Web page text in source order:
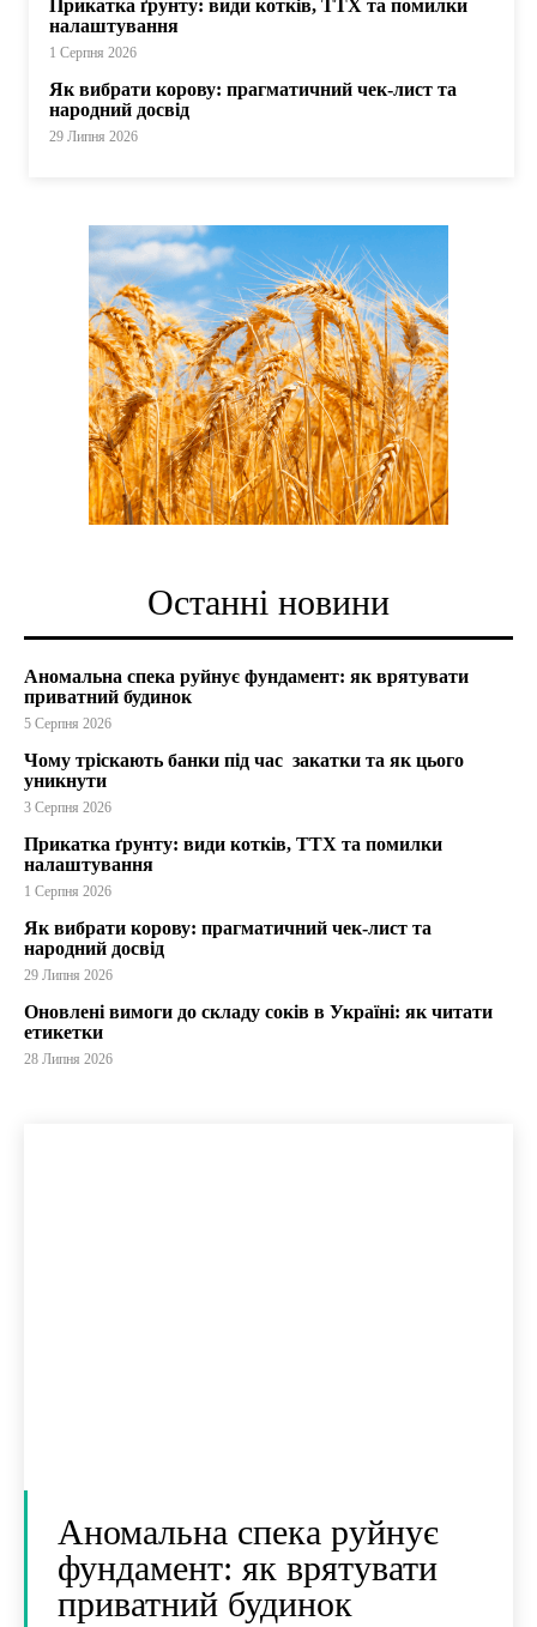
Прикатка ґрунту: види котків, ТТХ та помилки
налаштування
1 Серпня 2026
Як вибрати корову: прагматичний чек-лист та
народний досвід
29 Липня 2026
Останні новини
Аномальна спека руйнує фундамент: як врятувати
приватний будинок
5 Серпня 2026
Чому тріскають банки під час закатки та як цього
уникнути
3 Серпня 2026
Прикатка ґрунту: види котків, ТТХ та помилки
налаштування
1 Серпня 2026
Як вибрати корову: прагматичний чек-лист та
народний досвід
29 Липня 2026
Оновлені вимоги до складу соків в Україні: як читати
етикетки
28 Липня 2026
Аномальна спека руйнує
фундамент: як врятувати
приватний будинок